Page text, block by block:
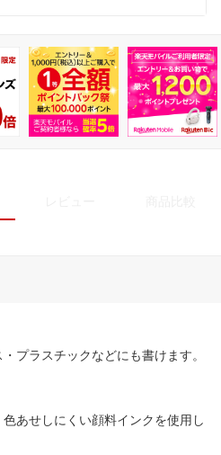
プラスチックなどにも書けます。
あせしにくい顔料インクを使用し